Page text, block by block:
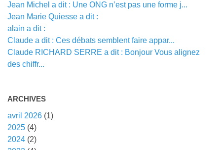
Jean Michel a dit : Une ONG n’est pas une forme j...
Jean Marie Quiesse a dit :
alain a dit :
Claude a dit : Ces débats semblent faire appar...
Claude RICHARD SERRE a dit : Bonjour Vous alignez
des chiffr...
ARCHIVES
avril 2026 (1)
2025 (4)
2024 (2)